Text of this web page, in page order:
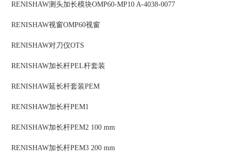
RENISHAW测头加长模块OMP60-MP10 A-4038-0077
RENISHAW视窗OMP60视窗
RENISHAW对刀仪OTS
RENISHAW加长杆PEL杆套装
RENISHAW延长杆套装PEM
RENISHAW加长杆PEM1
RENISHAW加长杆PEM2 100 mm
RENISHAW加长杆PEM3 200 mm